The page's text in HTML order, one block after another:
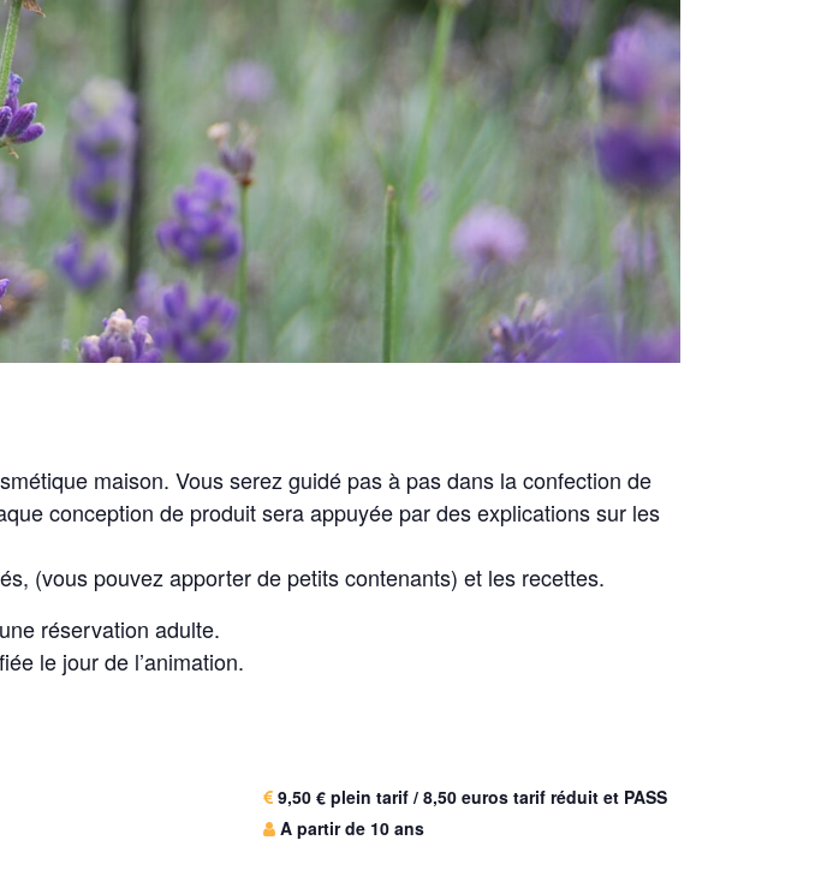
maison. Vous serez guidé pas à pas dans la confection de
conception de produit sera appuyée par des explications sur les
(vous pouvez apporter de petits contenants) et les recettes.
réservation adulte.
le jour de l’animation.
9,50 € plein tarif / 8,50 euros tarif réduit et PASS
A partir de 10 ans